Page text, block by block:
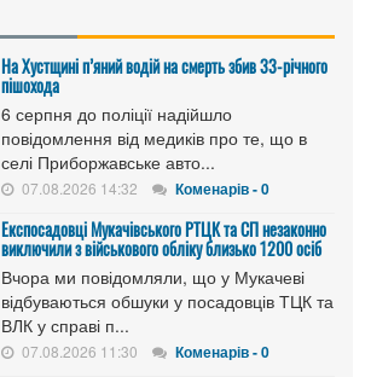
На Хустщині п’яний водій на смерть збив 33-річного
пішохода
6 серпня до поліції надійшло
повідомлення від медиків про те, що в
селі Приборжавське авто...
07.08.2026 14:32 Коменарів - 0
Експосадовці Мукачівського РТЦК та СП незаконно
виключили з військового обліку близько 1200 осіб
Вчора ми повідомляли, що у Мукачеві
відбуваються обшуки у посадовців ТЦК та
ВЛК у справі п...
07.08.2026 11:30 Коменарів - 0